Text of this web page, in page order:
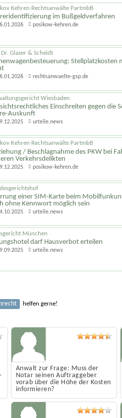
Kehren Rechtsanwälte PartmbB
im Bußgeldverfahren
posikow-kehren.de
Dr. Glaser & Scheidt
Stellplatzkosten
rechtsanwaelte-gsp.de
Wiesbaden
Einschreiten gegen die
Auskunft
urteile.news
Kehren Rechtsanwälte PartmbB
/ Beschlagnahme des PKW bei
Verkehrsdelikten
posikow-kehren.de
einer SIM-Karte beim
ohne Kennwort möglich sein
urteile.news
München
darf Hausverbot erteilen
urteile.news
helfen gerne!
Anwalt zur Frage: Muss der
Notar seinen Auftrag­geber
vorab über die Höhe der Kosten
informieren?